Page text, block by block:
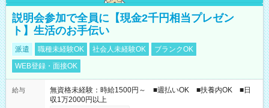
説明会参加で全員に【現金2千円相当プレゼン
ト】生活のお手伝い
派遣 職種未経験OK 社会人未経験OK
ブランクOK
WEB登録・面接OK
給与
無資格未経験：時給1500円～ ■週払いOK ■扶養内OK ■日
収1万2000円以上